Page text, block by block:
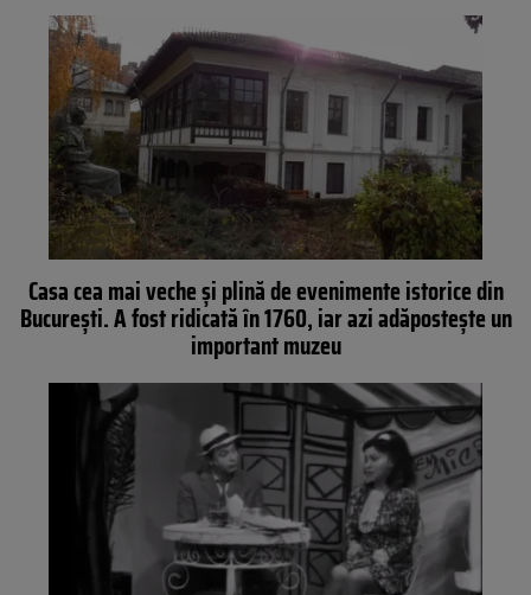
Casa cea mai veche și plină de evenimente istorice din
București. A fost ridicată în 1760, iar azi adăpostește un
important muzeu